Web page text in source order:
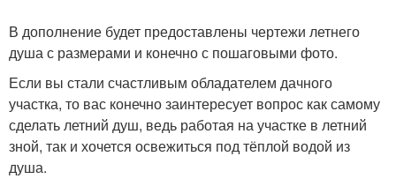
В дополнение будет предоставлены чертежи летнего
душа с размерами и конечно с пошаговыми фото.
Если вы стали счастливым обладателем дачного
участка, то вас конечно заинтересует вопрос как самому
сделать летний душ, ведь работая на участке в летний
зной, так и хочется освежиться под тёплой водой из
душа.